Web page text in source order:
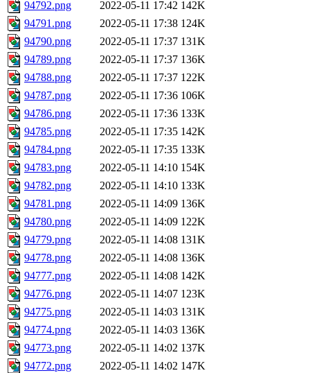
94792.png 2022-05-11 17:42 142K
94791.png
2022-05-11 17:38 124K
94790.png
2022-05-11 17:37 131K
94789.png
2022-05-11 17:37 136K
94788.png
2022-05-11 17:37 122K
94787.png
2022-05-11 17:36 106K
94786.png
2022-05-11 17:36 133K
94785.png
2022-05-11 17:35 142K
94784.png
2022-05-11 17:35 133K
94783.png
2022-05-11 14:10 154K
94782.png
2022-05-11 14:10 133K
94781.png
2022-05-11 14:09 136K
94780.png
2022-05-11 14:09 122K
94779.png
2022-05-11 14:08 131K
94778.png
2022-05-11 14:08 136K
94777.png
2022-05-11 14:08 142K
94776.png
2022-05-11 14:07 123K
94775.png
2022-05-11 14:03 131K
94774.png
2022-05-11 14:03 136K
94773.png
2022-05-11 14:02 137K
94772.png
2022-05-11 14:02 147K